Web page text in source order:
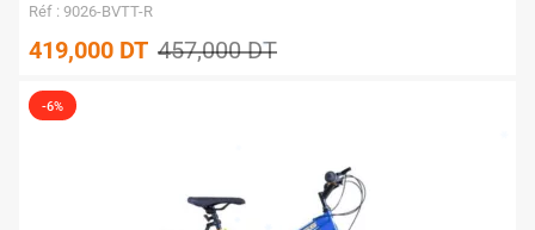
Réf : 9026-BVTT-R
419,000 DT 457,000DT
-6%